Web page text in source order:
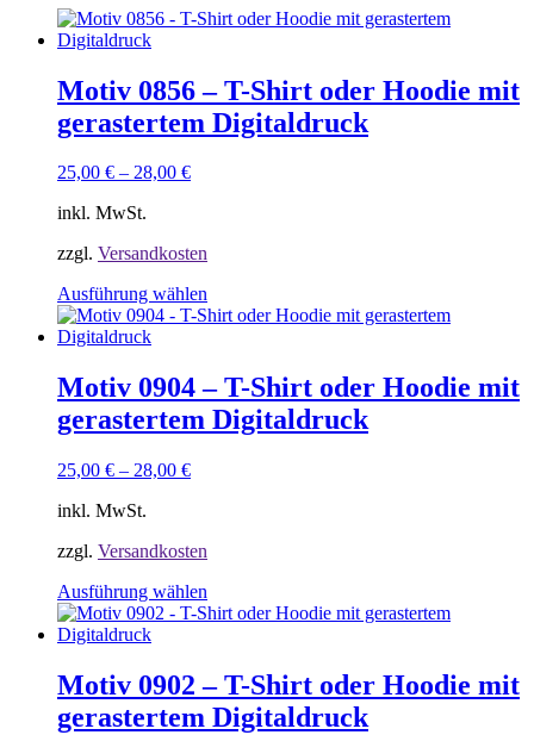
Motiv 0856 – T-Shirt oder Hoodie mit
gerastertem Digitaldruck
25,00 € – 28,00 €
inkl. MwSt.
zzgl. Versandkosten
Ausführung wählen
Produkt
Varianten
auf.
Die
Motiv 0904 – T-Shirt oder Hoodie mit
gerastertem Digitaldruck
25,00 € – 28,00 €
inkl. MwSt.
zzgl. Versandkosten
Ausführung wählen
Produkt
Varianten
auf.
Die
Motiv 0902 – T-Shirt oder Hoodie mit
gerastertem Digitaldruck